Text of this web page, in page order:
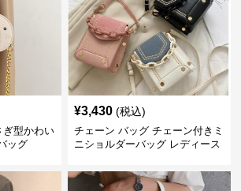
ぎ型かわい
ッグ
¥3,430 (税込)
チェーン バッグ チェーン付きミ
ニショルダーバッグ レディース